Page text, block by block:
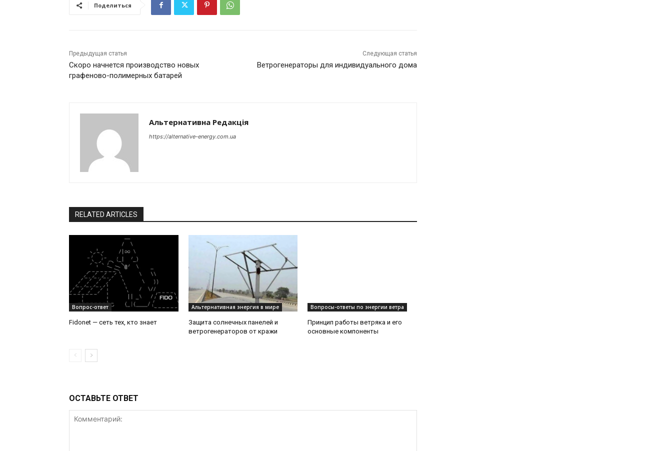
Поделиться
Предыдущая статья
Скоро начнется производство новых
графеново-полимерных батарей
Следующая статья
Ветрогенераторы для индивидуального дома
Альтернативна Редакція
https://alternative-energy.com.ua
RELATED ARTICLES
Вопрос-ответ
Fidonet — сеть тех, кто знает
Альтернативная энергия в мире
Защита солнечных панелей и
ветрогенераторов от кражи
Вопросы-ответы по энергии ветра
Принцип работы ветряка и его
основные компоненты
ОСТАВЬТЕ ОТВЕТ